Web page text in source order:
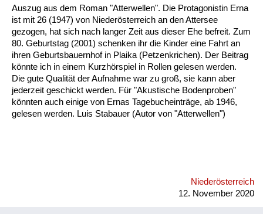
Auszug aus dem Roman "Atterwellen". Die Protagonistin Erna
ist mit 26 (1947) von Niederösterreich an den Attersee
gezogen, hat sich nach langer Zeit aus dieser Ehe befreit. Zum
80. Geburtstag (2001) schenken ihr die Kinder eine Fahrt an
ihren Geburtsbauernhof in Plaika (Petzenkrichen). Der Beitrag
könnte ich in einem Kurzhörspiel in Rollen gelesen werden.
Die gute Qualität der Aufnahme war zu groß, sie kann aber
jederzeit geschickt werden. Für "Akustische Bodenproben"
könnten auch einige von Ernas Tagebucheinträge, ab 1946,
gelesen werden. Luis Stabauer (Autor von "Atterwellen")
Niederösterreich
12. November 2020